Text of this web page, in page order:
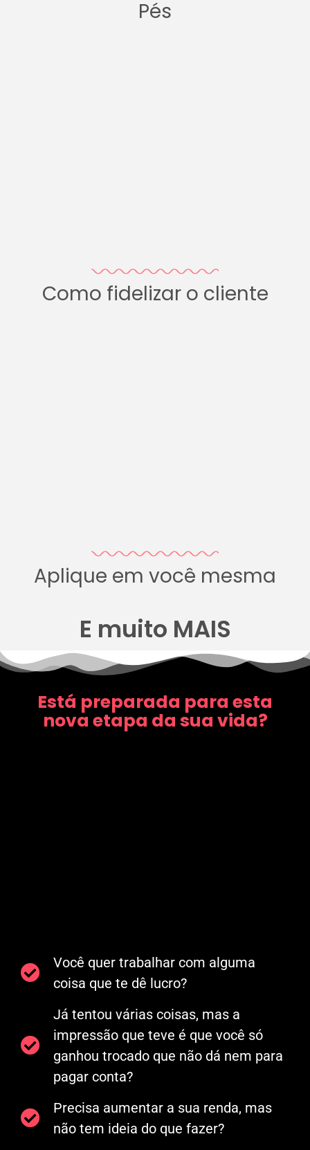
Pés
Como fidelizar o cliente
Aplique em você mesma
E muito MAIS
Está preparada para esta
nova etapa da sua vida?
Você quer trabalhar com alguma
coisa que te dê lucro?
Já tentou várias coisas, mas a
impressão que teve é que você só
ganhou trocado que não dá nem para
pagar conta?
Precisa aumentar a sua renda, mas
não tem ideia do que fazer?